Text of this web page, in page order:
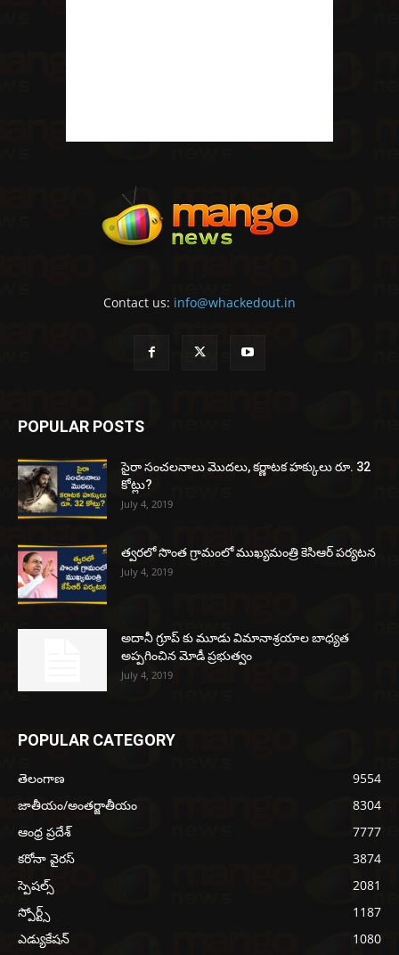
Contact us: info@whackedout.in
POPULAR POSTS
సైరా సంచలనాలు మొదలు, కర్ణాటక హక్కులు రూ. 32
కోట్లు?
July 4, 2019
త్వరలో సొంత గ్రామంలో ముఖ్యమంత్రి కెసిఆర్ పర్యటన
July 4, 2019
అదానీ గ్రూప్ కు మూడు విమానాశ్రయాల బాధ్యత
అప్పగించిన మోడీ ప్రభుత్వం
July 4, 2019
POPULAR CATEGORY
తెలంగాణ
9554
జాతీయం/అంతర్జాతీయం
8304
ఆంధ్ర ప్రదేశ్
7777
కరోనా వైరస్
3874
స్పెషల్స్
2081
స్పోర్ట్స్
1187
ఎడ్యుకేషన్
1080